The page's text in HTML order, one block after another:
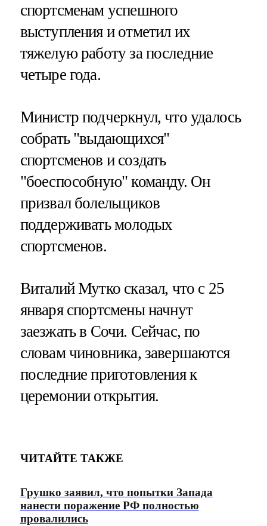
спортсменам успешного
выступления и отметил их
тяжелую работу за последние
четыре года.
Министр подчеркнул, что удалось
собрать "выдающихся"
спортсменов и создать
"боеспособную" команду. Он
призвал болельщиков
поддерживать молодых
спортсменов.
Виталий Мутко сказал, что с 25
января спортсмены начнут
заезжать в Сочи. Сейчас, по
словам чиновника, завершаются
последние приготовления к
церемонии открытия.
ЧИТАЙТЕ ТАКЖЕ
Грушко заявил, что попытки Запада
нанести поражение РФ полностью
провалились